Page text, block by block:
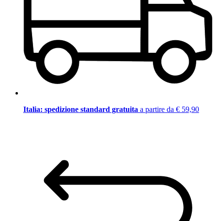
Italia: spedizione standard gratuita a partire da € 59,90